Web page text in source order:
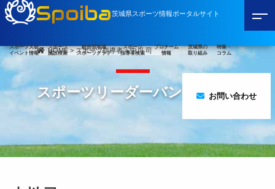
Spoiba茨城県スポーツ情報ポータルサイト
スポーツ大会
イベント情報
スポーツ
施設検索
総合型地域
スポーツクラブ
スポーツ
指導者検索
プロチーム
情報
茨城県の
取り組み
特集・
コラム
お問い合わせ
HOME>スポーツ指導者>中川 司
スポーツリーダーバンク